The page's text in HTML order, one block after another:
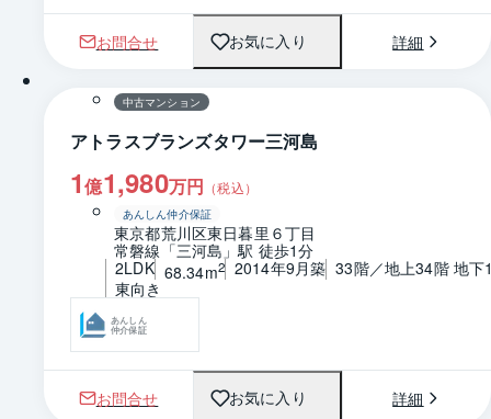
お問合せ お気に入り 詳細
1 / 0 間取り
中古マンション
アトラスブランズタワー三河島
1億1,980万円 （税込）
あんしん仲介保証
東京都荒川区東日暮里６丁目
常磐線「三河島」駅 徒歩1分
2LDK 68.34m2 2014年9月築 33階／地上34階 地下
東向き
あんしん
仲介保証
お問合せ お気に入り 詳細
1 / 0 間取り